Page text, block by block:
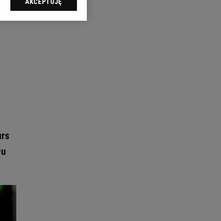
sp. z o.o., jej
swoje preferencje